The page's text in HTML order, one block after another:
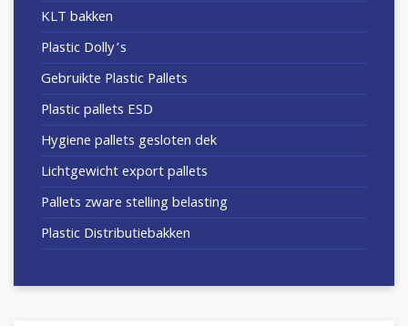
KLT bakken
Plastic Dolly’s
Gebruikte Plastic Pallets
Plastic pallets ESD
Hygiene pallets gesloten dek
Lichtgewicht export pallets
Pallets zware stelling belasting
Plastic Distributiebakken